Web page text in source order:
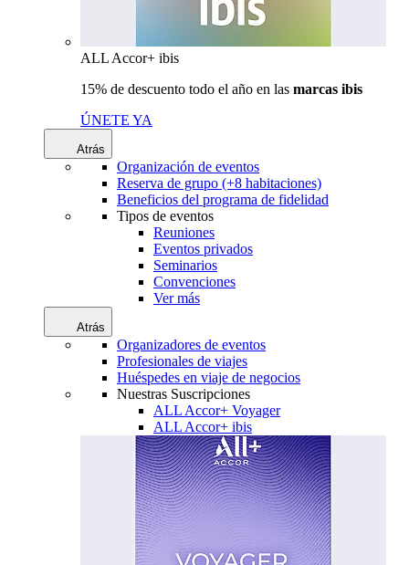
ALL Accor+ ibis
15% de descuento todo el año en las marcas ibis
ÚNETE YA
Atrás
Organización de eventos
Reserva de grupo (+8 habitaciones)
Beneficios del programa de fidelidad
Tipos de eventos
Reuniones
Eventos privados
Seminarios
Convenciones
Ver más
Atrás
Organizadores de eventos
Profesionales de viajes
Huéspedes en viaje de negocios
Nuestras Suscripciones
ALL Accor+ Voyager
ALL Accor+ ibis